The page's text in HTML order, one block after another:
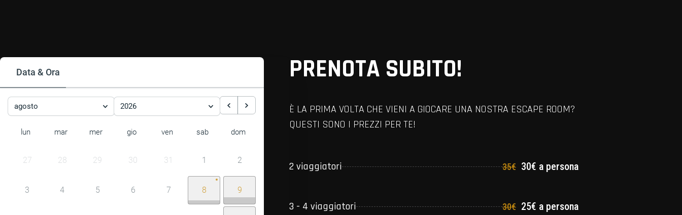
Data & Ora
agosto 2026
lun mar mer gio ven sab dom
27 28 29 30 31 1 2
3 4 5 6 7 8 9
PRENOTA SUBITO!
È LA PRIMA VOLTA CHE VIENI A GIOCARE UNA NOSTRA ESCAPE ROOM?
QUESTI SONO I PREZZI PER TE!
2 viaggiatori 35€ 30€ a persona
3 - 4 viaggiatori 30€ 25€ a persona